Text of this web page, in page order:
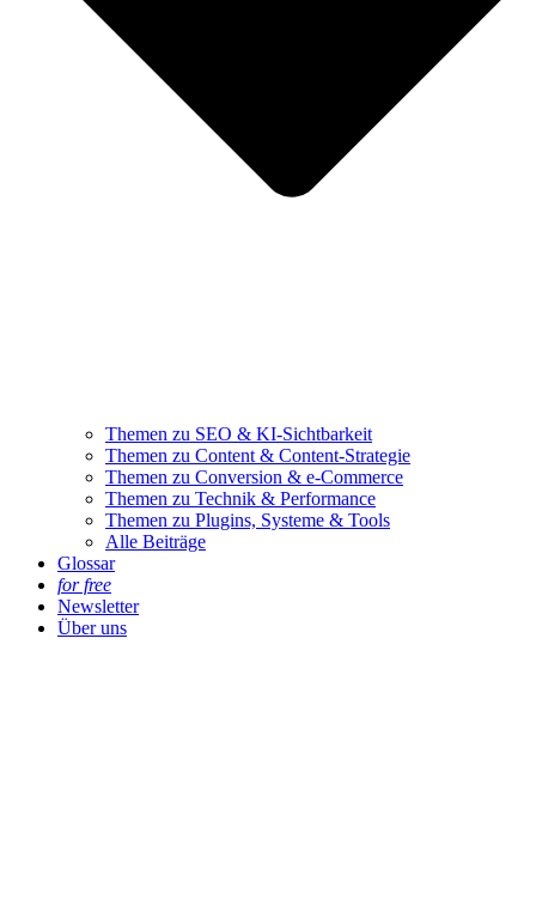
Themen zu SEO & KI-Sichtbarkeit
Themen zu Content & Content-Strategie
Themen zu Conversion & e-Commerce
Themen zu Technik & Performance
Themen zu Plugins, Systeme & Tools
Alle Beiträge
Glossar
for free
Newsletter
Über uns